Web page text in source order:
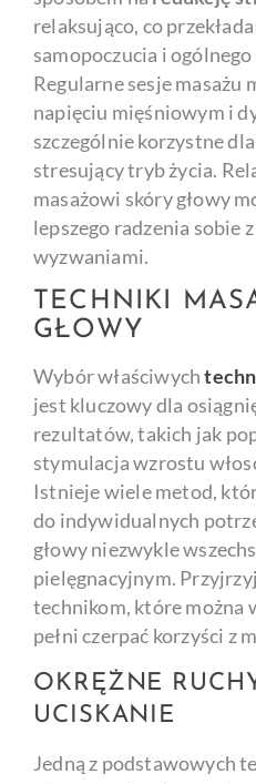
relaksująco, co
samopoczucia i
Regularne sesje masażu
napięciu mięśniowym i
szczególnie korzystne
stresujący tryb życia.
masażowi skóry głowy
lepszego radzenia sobie
wyzwaniami.
TECHNIKI
GŁOWY
Wybór właściwych
jest kluczowy dla
rezultatów, takich jak
stymulacja wzrostu
Istnieje wiele metod,
do indywidualnych
głowy niezwykle
pielęgnacyjnym.
technikom, które można
pełni czerpać korzyści z
OKRĘŻNE
UCISKANIE
Jedną z podstawowych